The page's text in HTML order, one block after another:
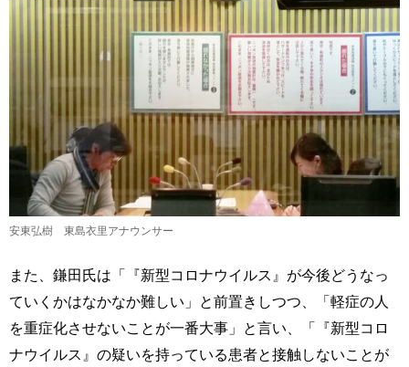
安東弘樹 東島衣里アナウンサー
また、鎌田氏は「『新型コロナウイルス』が今後どうなっ
ていくかはなかなか難しい」と前置きしつつ、「軽症の人
を重症化させないことが一番大事」と言い、「『新型コロ
ナウイルス』の疑いを持っている患者と接触しないことが